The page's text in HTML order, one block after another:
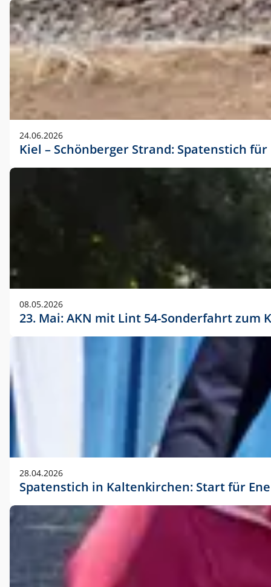
24.06.2026
Kiel – Schönberger Strand: Spatenstich
08.05.2026
23. Mai: AKN mit Lint 54-Sonderfahrt
28.04.2026
Spatenstich in Kaltenkirchen: Start für